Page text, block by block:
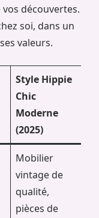
découvertes.
soi, dans un
valeurs.
Style Hippie
Chic
Moderne
(2025)
Mobilier
vintage de
qualité,
pièces de